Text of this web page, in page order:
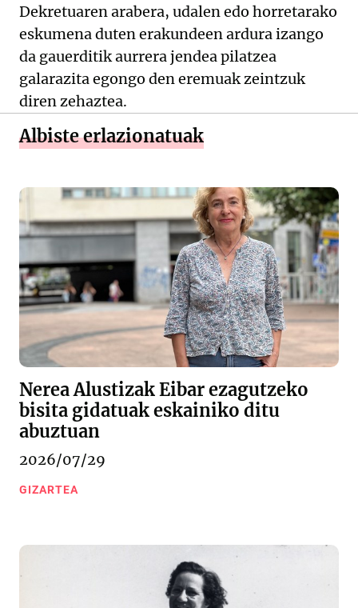
Dekretuaren arabera, udalen edo horretarako
eskumena duten erakundeen ardura izango
da gauerditik aurrera jendea pilatzea
galarazita egongo den eremuak zeintzuk
diren zehaztea.
Albiste erlazionatuak
Nerea Alustizak Eibar ezagutzeko
bisita gidatuak eskainiko ditu
abuztuan
2026/07/29
GIZARTEA